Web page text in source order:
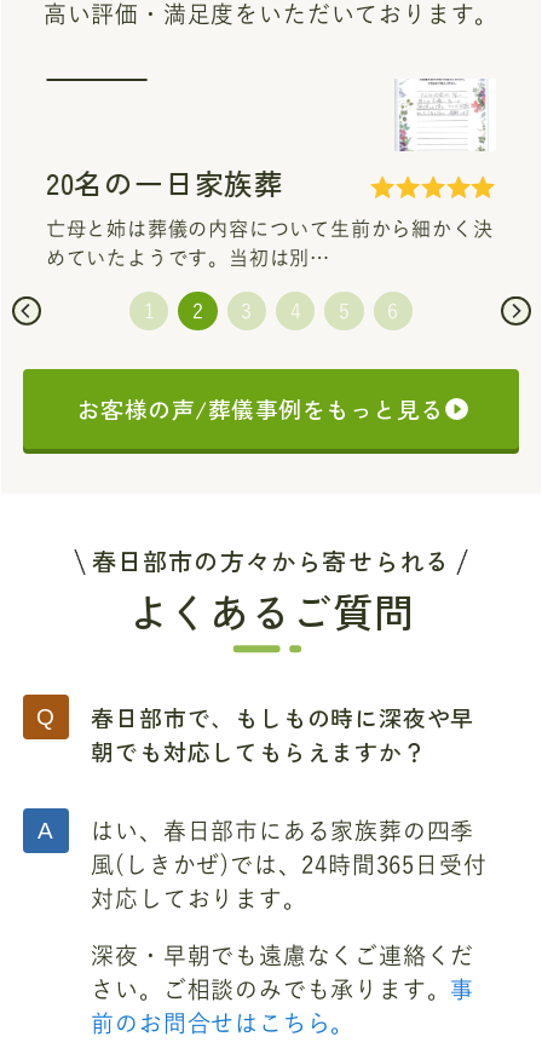
高い評価・満足度をいただいております。
20名の一日家族葬
亡母と姉は葬儀の内容について生前から細かく決
めていたようです。当初は別…
お客様の声/葬儀事例をもっと見る
春日部市の方々から寄せられる
よくあるご質問
春日部市で、もしもの時に深夜や早
朝でも対応してもらえますか？
はい、春日部市にある家族葬の四季
風(しきかぜ)では、24時間365日受付
対応しております。
深夜・早朝でも遠慮なくご連絡くだ
さい。ご相談のみでも承ります。 事
前のお問合せはこちら。